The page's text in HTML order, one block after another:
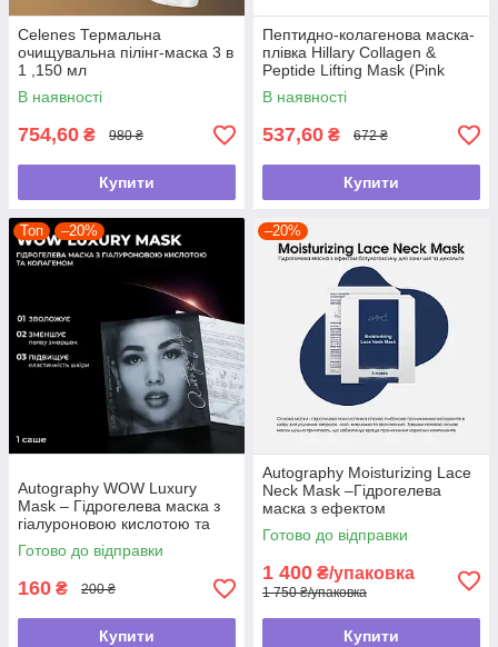
Celenes Термальна
очищувальна пілінг-маска 3 в
1 ,150 мл
В наявності
754,60 ₴ 980 ₴
Купити
Пептидно-колагенова маска-
плівка Hillary Collagen &
Peptide Lifting Mask (Pink
Edition), 90 мл
В наявності
537,60 ₴ 672 ₴
Купити
Топ –20%
Autography WOW Luxury
Mask – Гідрогелева маска з
гіалуроновою кислотою та
колагеном, саше
Готово до відправки
160 ₴ 200 ₴
Купити
–20%
Autography Moisturizing Lace
Neck Mask –Гідрогелева
маска з ефектом
ботулотоксину для зони шиї
та декольте
Готово до відправки
1 400 ₴/упаковка
1 750 ₴/упаковка
Купити